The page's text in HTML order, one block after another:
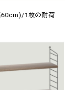
1枚の耐荷